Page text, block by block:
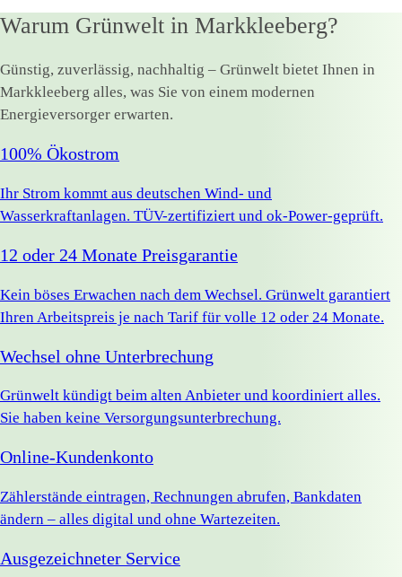
Warum Grünwelt in Markkleeberg?
Günstig, zuverlässig, nachhaltig – Grünwelt bietet Ihnen in
Markkleeberg alles, was Sie von einem modernen
Energieversorger erwarten.
100% Ökostrom
Ihr Strom kommt aus deutschen Wind- und
Wasserkraftanlagen. TÜV-zertifiziert und ok-Power-geprüft.
12 oder 24 Monate Preisgarantie
Kein böses Erwachen nach dem Wechsel. Grünwelt garantiert
Ihren Arbeitspreis je nach Tarif für volle 12 oder 24 Monate.
Wechsel ohne Unterbrechung
Grünwelt kündigt beim alten Anbieter und koordiniert alles.
Sie haben keine Versorgungsunterbrechung.
Online-Kundenkonto
Zählerstände eintragen, Rechnungen abrufen, Bankdaten
ändern – alles digital und ohne Wartezeiten.
Ausgezeichneter Service